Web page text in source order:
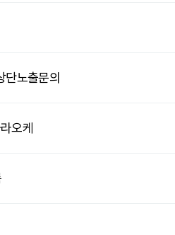
노출문의
오케